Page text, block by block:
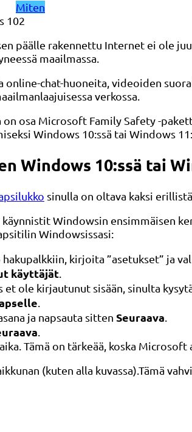
Miten
102
päälle rakennettu Internet ei ole
maailmassa.
online-chat-huoneita, videoiden
verkossa.
osa Microsoft Family Safety -
Windows 10:ssä tai Windows
Windows 10:ssä tai
sinulla on oltava kaksi
Windowsin ensimmäisen
Windowsissasi:
hakupalkkiin, kirjoita ”asetukset” ja
käyttäjät
et ole kirjautunut sisään, sinulta
ja napsauta sitten Seuraava
Tämä on tärkeää, koska
(kuten alla kuvassa).Tämä